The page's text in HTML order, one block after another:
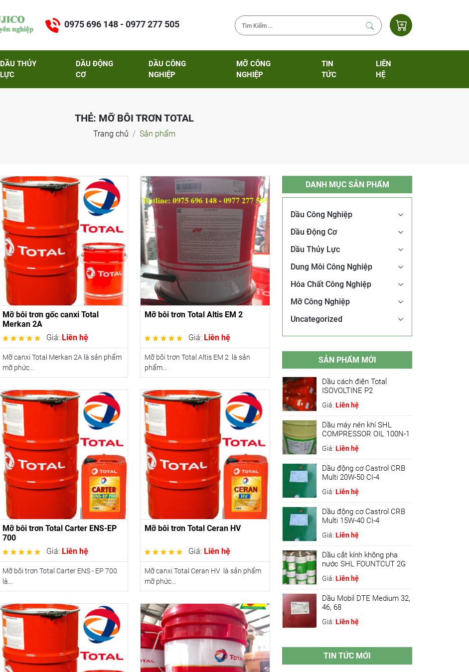
0975 696 148 - 0977 277 505
DẦU THỦY
LỰC
DẦU ĐỘNG
CƠ
DẦU CÔNG
NGHIỆP
MỠ CÔNG
NGHIỆP
TIN
TỨC
LIÊN
HỆ
THẺ: MỠ BÔI TRƠN TOTAL
Trang chủ Sản phẩm
Mỡ bôi trơn gốc canxi Total
Merkan 2A
Giá: Liên hệ
Mỡ canxi Total Merkan 2A là sản phẩm
mỡ phức...
Mỡ bôi trơn Total Altis EM 2
Giá: Liên hệ
Mỡ bôi trơn Total Altis EM 2 là sản
phẩm...
Mỡ bôi trơn Total Carter ENS-EP
700
Giá: Liên hệ
Mỡ bôi trơn Total Carter ENS - EP 700
là...
Mỡ bôi trơn Total Ceran HV
Giá: Liên hệ
Mỡ canxi Total Ceran HV là sản phẩm
mỡ phức...
DANH MỤC SẢN PHẨM
Dầu Công Nghiệp
Dầu Động Cơ
Dầu Thủy Lực
Dung Môi Công Nghiệp
Hóa Chất Công Nghiệp
Mỡ Công Nghiệp
Uncategorized
SẢN PHẨM MỚI
Dầu cách điện Total
ISOVOLTINE P2
Giá: Liên hệ
Dầu máy nén khí SHL
COMPRESSOR OIL 100N-1
Giá: Liên hệ
Dầu động cơ Castrol CRB
Multi 20W-50 CI-4
Giá: Liên hệ
Dầu động cơ Castrol CRB
Multi 15W-40 CI-4
Giá: Liên hệ
Dầu cắt kính không pha
nước SHL FOUNTCUT 2G
Giá: Liên hệ
Dầu Mobil DTE Medium 32,
46, 68
Giá: Liên hệ
TIN TỨC MỚI